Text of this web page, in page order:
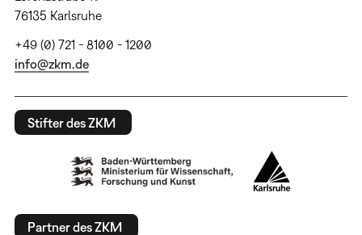
76135 Karlsruhe
+49 (0) 721 - 8100 - 1200
info@zkm.de
Stifter des ZKM
Partner des ZKM